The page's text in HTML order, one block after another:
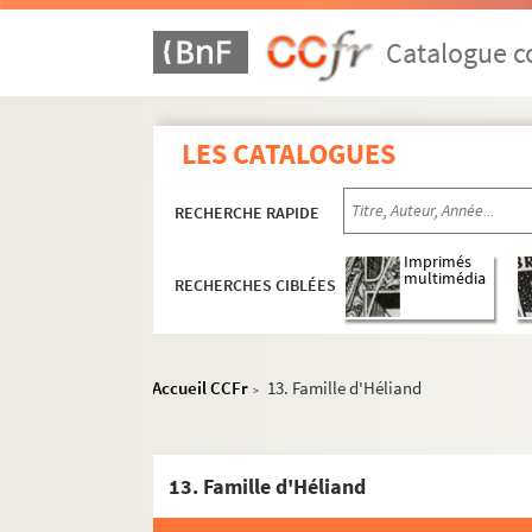
Catalogue
LES CATALOGUES
RECHERCHE RAPIDE
RECHERCHES CIBLÉES
Imprimés
multimédia
Accueil CCFr > 13. Famille d'Héliand
13. Famille d'Héliand